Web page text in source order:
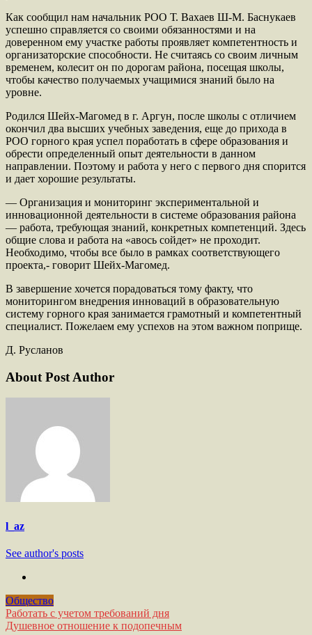
Как сообщил нам начальник РОО Т. Вахаев Ш-М. Баснукаев
успешно справляется со своими обязанностями и на
доверенном ему участке работы проявляет компетентность и
организаторские способности. Не считаясь со своим личным
временем, колесит он по дорогам района, посещая школы,
чтобы качество получаемых учащимися знаний было на
уровне.
Родился Шейх-Магомед в г. Аргун, после школы с отличием
окончил два высших учебных заведения, еще до прихода в
РОО горного края успел поработать в сфере образования и
обрести определенный опыт деятельности в данном
направлении. Поэтому и работа у него с первого дня спорится
и дает хорошие результаты.
— Организация и мониторинг экспериментальной и
инновационной деятельности в системе образования района
— работа, требующая знаний, конкретных компетенций. Здесь
общие слова и работа на «авось сойдет» не проходит.
Необходимо, чтобы все было в рамках соответствующего
проекта,- говорит Шейх-Магомед.
В завершение хочется порадоваться тому факту, что
мониторингом внедрения инноваций в образовательную
систему горного края занимается грамотный и компетентный
специалист. Пожелаем ему успехов на этом важном поприще.
Д. Русланов
About Post Author
l_az
See author's posts
Общество
Навигация
Работать с учетом требований дня
Душевное отношение к подопечным